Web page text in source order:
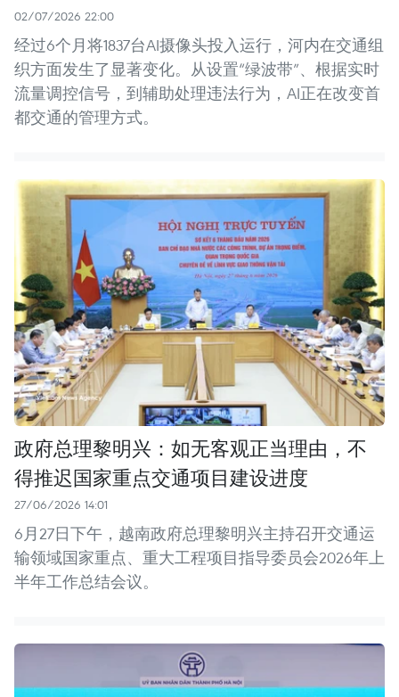
02/07/2026 22:00
经过6个月将1837台AI摄像头投入运行，河内在交通组
织方面发生了显著变化。从设置“绿波带”、根据实时
流量调控信号，到辅助处理违法行为，AI正在改变首
都交通的管理方式。
政府总理黎明兴：如无客观正当理由，不
得推迟国家重点交通项目建设进度
27/06/2026 14:01
6月27日下午，越南政府总理黎明兴主持召开交通运
输领域国家重点、重大工程项目指导委员会2026年上
半年工作总结会议。